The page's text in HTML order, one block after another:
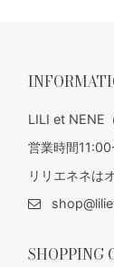
LILI et NENE
営業時間
リリエネネは
SHOPPING